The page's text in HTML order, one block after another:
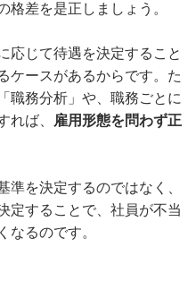
格差を是正しましょう。
応じて待遇を決定すること
ケースがあるからです。た
職務分析」や、職務ごとに
れば、
雇用形態を問わず正
準を決定するのではなく、
定することで、社員が不当
なるのです。